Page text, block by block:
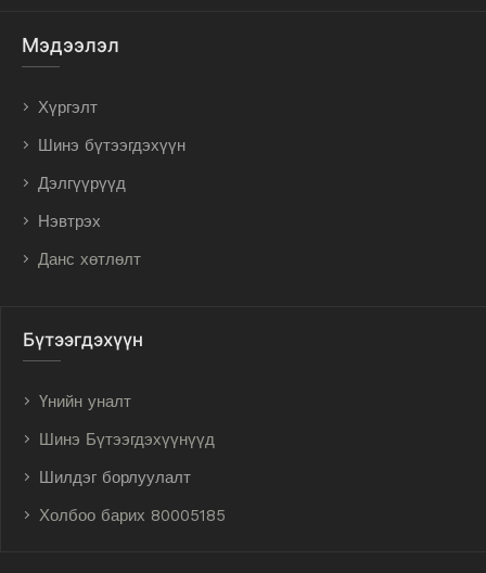
Мэдээлэл
Хүргэлт
Шинэ бүтээгдэхүүн
Дэлгүүрүүд
Нэвтрэх
Данс хөтлөлт
Бүтээгдэхүүн
Үнийн уналт
Шинэ Бүтээгдэхүүнүүд
Шилдэг борлуулалт
Холбоо барих 80005185